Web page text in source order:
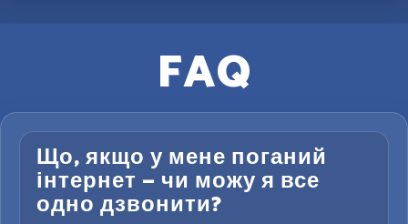
FAQ
Що, якщо у мене поганий
інтернет — чи можу я все
одно дзвонити?